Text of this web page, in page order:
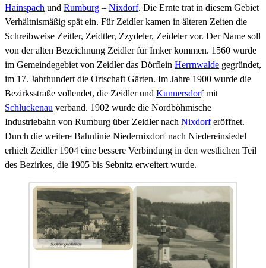
Hainspach und Rumburg – Nixdorf. Die Ernte trat in diesem Gebiet
Verhältnismäßig spät ein. Für Zeidler kamen in älteren Zeiten die
Schreibweise Zeitler, Zeidtler, Zzydeler, Zeideler vor. Der Name soll
von der alten Bezeichnung Zeidler für Imker kommen. 1560 wurde
im Gemeindegebiet von Zeidler das Dörflein Herrnwalde gegründet,
im 17. Jahrhundert die Ortschaft Gärten. Im Jahre 1900 wurde die
Bezirksstraße vollendet, die Zeidler und Kunnersdorf mit
Schluckenau verband. 1902 wurde die Nordböhmische
Industriebahn von Rumburg über Zeidler nach Nixdorferöffnet.
Durch die weitere Bahnlinie Niedernixdorf nach Niedereinsiedel
erhielt Zeidler 1904 eine bessere Verbindung in den westlichen Teil
des Bezirkes, die 1905 bis Sebnitz erweitert wurde.